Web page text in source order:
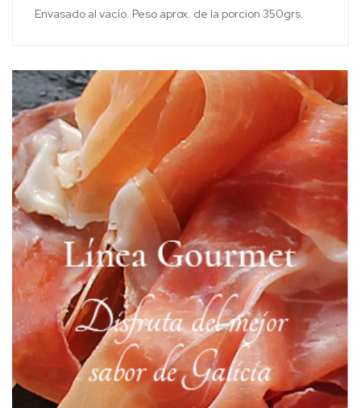
Envasado al vacío. Peso aprox. de la porcion 350grs.